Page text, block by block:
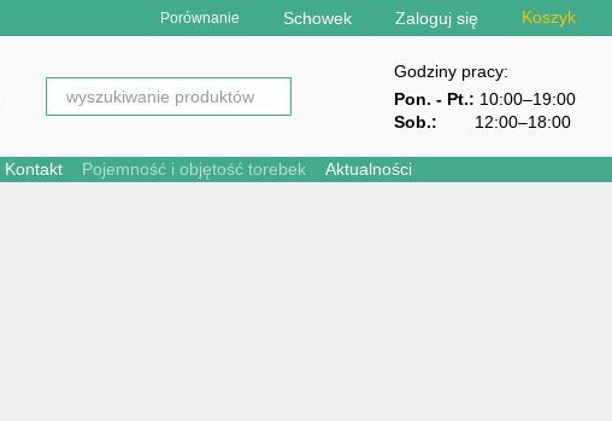
Porównanie Schowek Zaloguj się Koszyk
Godziny pracy:
Pon. - Pt.: 10:00–19:00
Sob.:
12:00–18:00
Kontakt Pojemność i objętość torebek Aktualności